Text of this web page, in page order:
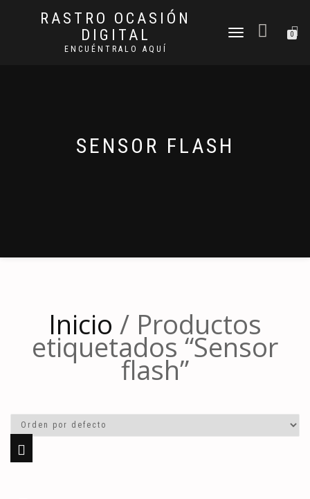
RASTRO OCASIÓN
DIGITAL
ENCUÉNTRALO AQUÍ
CAMBIAR
0
SENSOR FLASH
Inicio / Productos
etiquetados “Sensor
flash”